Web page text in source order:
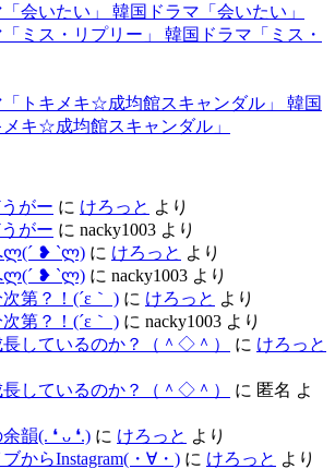
韓国ドラマ「会いたい」
韓国ドラマ「ミス・
韓国
メキ☆成均館スキャンダル」
がー に けろっと より
がー に nacky1003 より
ლ⁠(⁠´⁠ ⁠❥⁠ ⁠`⁠ლ⁠) に けろっと より
ლ⁠(⁠´⁠ ⁠❥⁠ ⁠`⁠ლ⁠) に nacky1003 より
第？！(´ε｀ ) に けろっと より
第？！(´ε｀ ) に nacky1003 より
しているのか？（＾◇＾）
に けろっと
しているのか？（＾◇＾）
に 匿名 よ
韻(⁠.⁠ ⁠❛⁠ ⁠ᴗ⁠ ⁠❛⁠.⁠) に けろっと より
からInstagram(⁠・⁠∀⁠・⁠) に けろっと より